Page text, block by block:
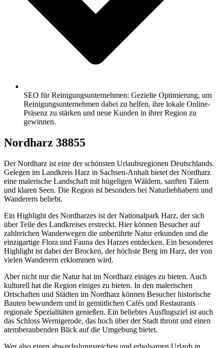
SEO für Reinigungsunternehmen: Gezielte Optimierung, um
Reinigungsunternehmen dabei zu helfen, ihre lokale Online-
Präsenz zu stärken und neue Kunden in ihrer Region zu
gewinnen.
Nordharz 38855
Der Nordharz ist eine der schönsten Urlaubsregionen Deutschlands.
Gelegen im Landkreis Harz in Sachsen-Anhalt bietet der Nordharz
eine malerische Landschaft mit hügeligen Wäldern, sanften Tälern
und klaren Seen. Die Region ist besonders bei Naturliebhabern und
Wanderern beliebt.
Ein Highlight des Nordharzes ist der Nationalpark Harz, der sich
über Teile des Landkreises erstreckt. Hier können Besucher auf
zahlreichen Wanderwegen die unberührte Natur erkunden und die
einzigartige Flora und Fauna des Harzes entdecken. Ein besonderes
Highlight ist dabei der Brocken, der höchste Berg im Harz, der von
vielen Wanderern erklommen wird.
Aber nicht nur die Natur hat im Nordharz einiges zu bieten. Auch
kulturell hat die Region einiges zu bieten. In den malerischen
Ortschaften und Städten im Nordharz können Besucher historische
Bauten bewundern und in gemütlichen Cafés und Restaurants
regionale Spezialitäten genießen. Ein beliebtes Ausflugsziel ist auch
das Schloss Wernigerode, das hoch über der Stadt thront und einen
atemberaubenden Blick auf die Umgebung bietet.
Wer also einen abwechslungsreichen und erholsamen Urlaub in